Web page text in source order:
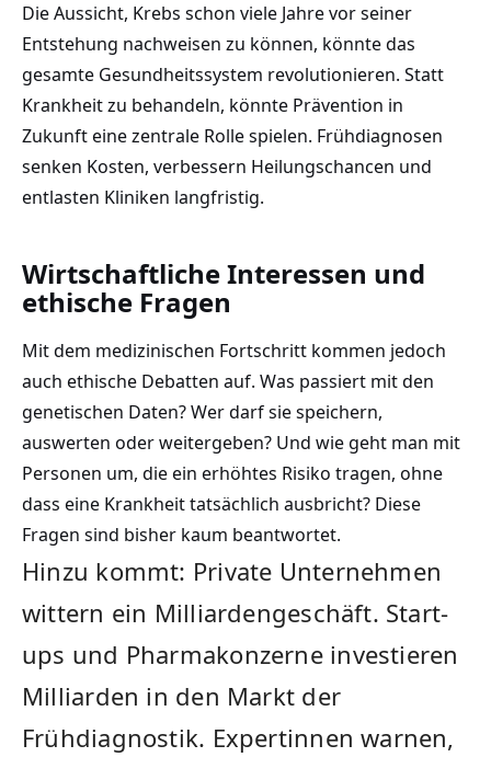
Die Aussicht, Krebs schon viele Jahre vor seiner
Entstehung nachweisen zu können, könnte das
gesamte Gesundheitssystem revolutionieren. Statt
Krankheit zu behandeln, könnte Prävention in
Zukunft eine zentrale Rolle spielen. Frühdiagnosen
senken Kosten, verbessern Heilungschancen und
entlasten Kliniken langfristig.
Wirtschaftliche Interessen und
ethische Fragen
Mit dem medizinischen Fortschritt kommen jedoch
auch ethische Debatten auf. Was passiert mit den
genetischen Daten? Wer darf sie speichern,
auswerten oder weitergeben? Und wie geht man mit
Personen um, die ein erhöhtes Risiko tragen, ohne
dass eine Krankheit tatsächlich ausbricht? Diese
Fragen sind bisher kaum beantwortet.
Hinzu kommt: Private Unternehmen
wittern ein Milliardengeschäft. Start-
ups und Pharmakonzerne investieren
Milliarden in den Markt der
Frühdiagnostik. Expertinnen warnen,